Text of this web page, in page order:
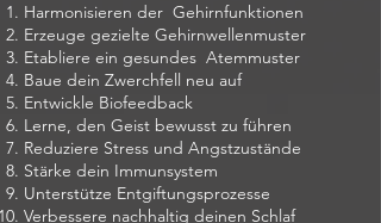
Harmonisieren der Gehirnfunktionen
Erzeuge gezielte Gehirnwellenmuster
Etabliere ein gesundes Atemmuster
Baue dein Zwerchfell neu auf
Entwickle Biofeedback
Lerne, den Geist bewusst zu führen
Reduziere Stress und Angstzustände
Stärke dein Immunsystem
Unterstütze Entgiftungsprozesse
Verbessere nachhaltig deinen Schlaf